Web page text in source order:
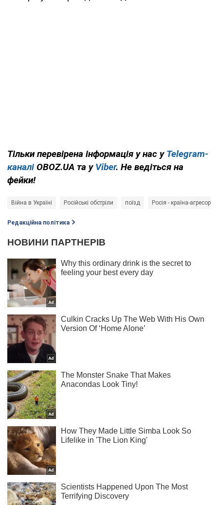
Тільки перевірена інформація у нас у Telegram-
каналі OBOZ.UA та у Viber. Не ведіться на
фейки!
Війна в Україні Російські обстріли поїзд Росія - країна-агресор
Редакційна політика